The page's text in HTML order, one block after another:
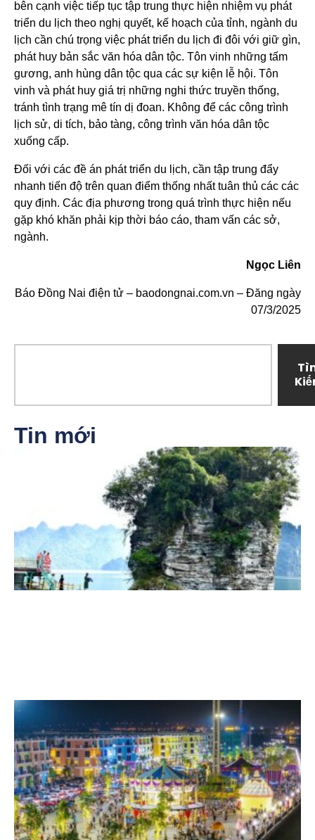
bên cạnh việc tiếp tục tập trung thực hiện nhiệm vụ phát
triển du lịch theo nghị quyết, kế hoạch của tỉnh, ngành du
lịch cần chú trọng việc phát triển du lịch đi đôi với giữ gìn,
phát huy bản sắc văn hóa dân tộc. Tôn vinh những tấm
gương, anh hùng dân tộc qua các sự kiện lễ hội. Tôn
vinh và phát huy giá trị những nghi thức truyền thống,
tránh tình trạng mê tín dị đoan. Không để các công trình
lịch sử, di tích, bảo tàng, công trình văn hóa dân tộc
xuống cấp.
Đối với các đề án phát triển du lịch, cần tập trung đẩy
nhanh tiến độ trên quan điểm thống nhất tuân thủ các các
quy định. Các địa phương trong quá trình thực hiện nếu
gặp khó khăn phải kịp thời báo cáo, tham vấn các sở,
ngành.
Ngọc Liên
Báo Đồng Nai điện tử – baodongnai.com.vn – Đăng ngày
07/3/2025
Tin mới